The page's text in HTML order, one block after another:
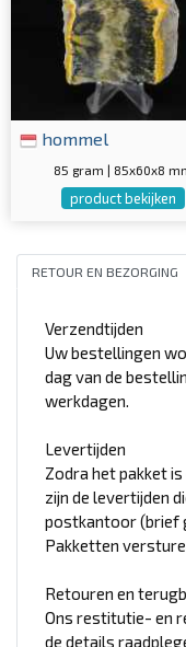
hommel
85 gram | 85x60x8
product bekijken
RETOUR EN BEZORGING
Verzendtijden
Uw bestellingen
dag van de
werkdagen.
Levertijden
Zodra het pakket
zijn de levertijden
postkantoor (brief
Pakketten
Retouren en
Ons restitutie- en
de details